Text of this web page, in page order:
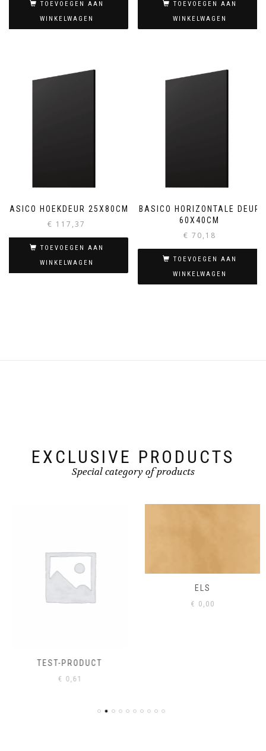
TOEVOEGEN AAN
WINKELWAGEN
TOEVOEGEN AAN
WINKELWAGEN
BASICO HOEKDEUR 25X80CM
€ 117,37
TOEVOEGEN AAN
WINKELWAGEN
BASICO HORIZONTALE DEUR
60X40CM
€ 70,18
TOEVOEGEN AAN
WINKELWAGEN
EXCLUSIVE PRODUCTS
Special category of products
TEST-PRODUCT
€0,61
ELS
€0,00